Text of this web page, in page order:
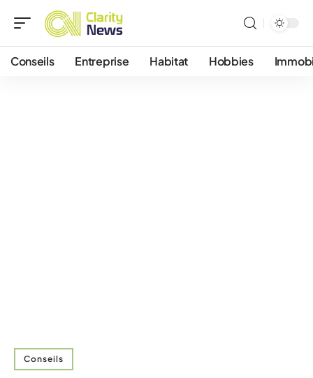
Conseils Entreprise Habitat Hobbies
Conseils